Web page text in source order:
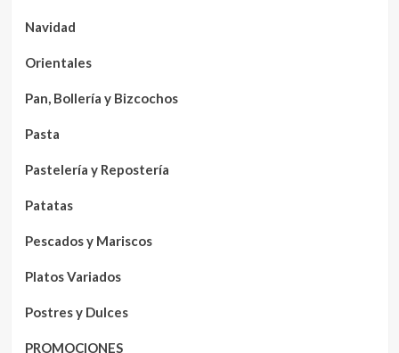
Navidad
Orientales
Pan, Bollería y Bizcochos
Pasta
Pastelería y Repostería
Patatas
Pescados y Mariscos
Platos Variados
Postres y Dulces
PROMOCIONES